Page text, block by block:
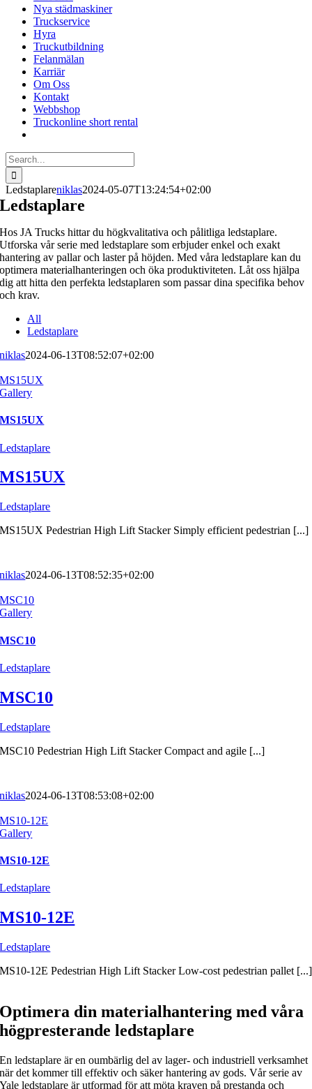
Nya städmaskiner
Truckservice
Hyra
Truckutbildning
Felanmälan
Karriär
Om Oss
Kontakt
Webbshop
Truckonline short rental
Search
for:
Ledstaplareniklas2024-05-07T13:24:54+02:00
Ledstaplare
Hos JA Trucks hittar du högkvalitativa och pålitliga ledstaplare.
Utforska vår serie med ledstaplare som erbjuder enkel och exakt
hantering av pallar och laster på höjden. Med våra ledstaplare kan du
optimera materialhanteringen och öka produktiviteten. Låt oss hjälpa
dig att hitta den perfekta ledstaplaren som passar dina specifika behov
och krav.
All
Ledstaplare
niklas2024-06-13T08:52:07+02:00
MS15UX
Gallery
MS15UX
Ledstaplare
MS15UX
Ledstaplare
MS15UX Pedestrian High Lift Stacker Simply efficient pedestrian [...]
niklas2024-06-13T08:52:35+02:00
MSC10
Gallery
MSC10
Ledstaplare
MSC10
Ledstaplare
MSC10 Pedestrian High Lift Stacker Compact and agile [...]
niklas2024-06-13T08:53:08+02:00
MS10-12E
Gallery
MS10-12E
Ledstaplare
MS10-12E
Ledstaplare
MS10-12E Pedestrian High Lift Stacker Low-cost pedestrian pallet [...]
Optimera din materialhantering med våra
högpresterande ledstaplare
En ledstaplare är en oumbärlig del av lager- och industriell verksamhet
när det kommer till effektiv och säker hantering av gods. Vår serie av
Yale ledstaplare är utformad för att möta kraven på prestanda och